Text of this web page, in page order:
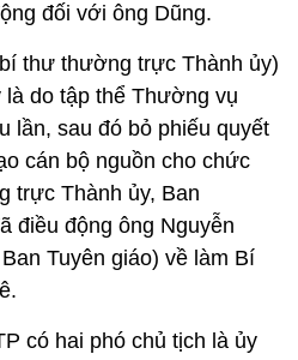
đối với ông Dũng.
thư thường trực Thành ủy)
do tập thể Thường vụ
lần, sau đó bỏ phiếu quyết
cán bộ nguồn cho chức
trực Thành ủy, Ban
điều động ông Nguyễn
Tuyên giáo) về làm Bí
có hai phó chủ tịch là ủy